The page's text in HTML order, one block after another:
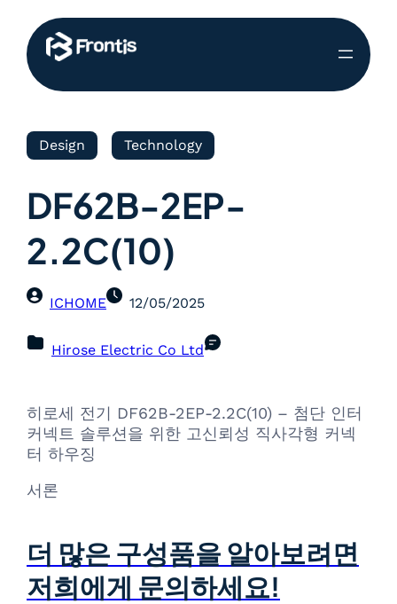
Design Technology
DF62B-2EP-
2.2C(10)
ICHOME 12/05/2025
Hirose Electric Co Ltd
히로세 전기 DF62B-2EP-2.2C(10) – 첨단 인터
커넥트 솔루션을 위한 고신뢰성 직사각형 커넥
터 하우징
서론
더 많은 구성품을 알아보려면
저희에게 문의하세요!